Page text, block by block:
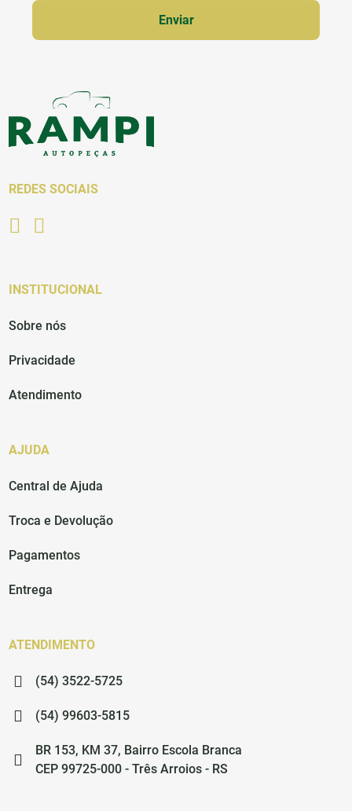
REDES SOCIAIS
INSTITUCIONAL
Sobre nós
Privacidade
Atendimento
AJUDA
Central de Ajuda
Troca e Devolução
Pagamentos
Entrega
ATENDIMENTO
(54) 3522-5725
(54) 99603-5815
BR 153, KM 37, Bairro Escola Branca
CEP 99725-000 - Três Arroios - RS